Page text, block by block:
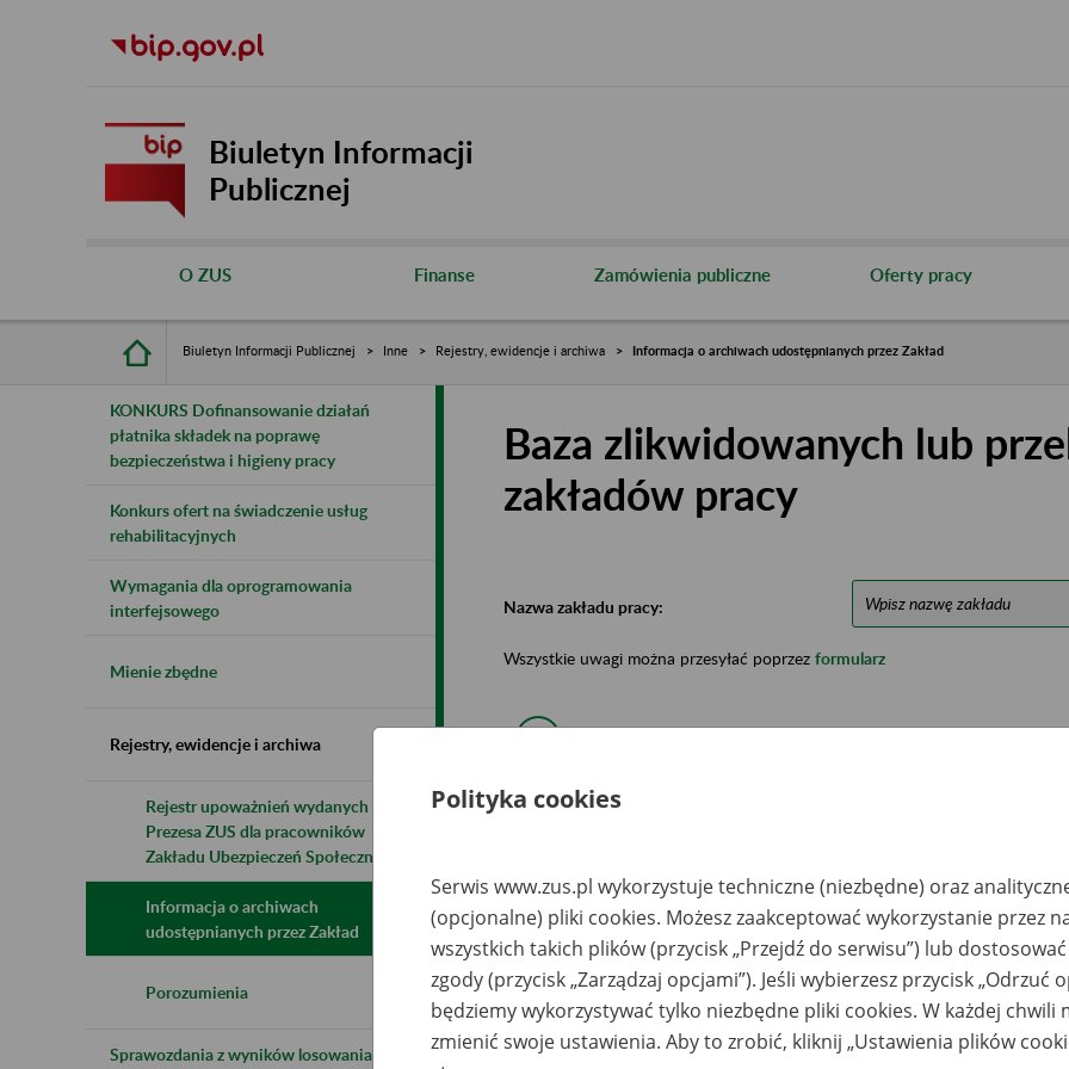
Biuletyn Informacji
Publicznej
O ZUS Finanse Zamówienia publiczne Oferty pracy
Biuletyn Informacji Publicznej Inne Rejestry, ewidencje i archiwa Informacja o archiwach udostępnianych przez Zakład
KONKURS Dofinansowanie działań
płatnika składek na poprawę
bezpieczeństwa i higieny pracy
Konkurs ofert na świadczenie usług
rehabilitacyjnych
Wymagania dla oprogramowania
interfejsowego
Mienie zbędne
Rejestry, ewidencje i archiwa
Rejestr upoważnień wydanych przez
Prezesa ZUS dla pracowników
Zakładu Ubezpieczeń Społecznych
Informacja o archiwach
udostępnianych przez Zakład
Porozumienia
Sprawozdania z wyników losowania do
Baza zlikwidowanych lub
zakładów pracy
Nazwa zakładu pracy:
Wszystkie uwagi można przesyłać poprzez formularz
zakładu pracy
dokumentów
państwowym
Spółdzielnia
Produkcji Rolnej w
Księżym Młynie
Archiwum Państwowe
w Warszawie Oddział
Dokumentacji
Osobowej i Płacowej
w Milanówku, ul.
Stefana Okrzei 1, 05-
822 Milanówek, tel.
1969-
Polityka cookies
Serwis www.zus.pl wykorzystuje techniczne (niezbędne) oraz
(opcjonalne) pliki cookies. Możesz zaakceptować wykorzystanie przez
wszystkich takich plików (przycisk „Przejdź do serwisu”) lub
zgody (przycisk „Zarządzaj opcjami”). Jeśli wybierzesz przycisk „Odrzuć
będziemy wykorzystywać tylko niezbędne pliki cookies. W każdej chwili
zmienić swoje ustawienia. Aby to zrobić, kliknij „Ustawienia plików